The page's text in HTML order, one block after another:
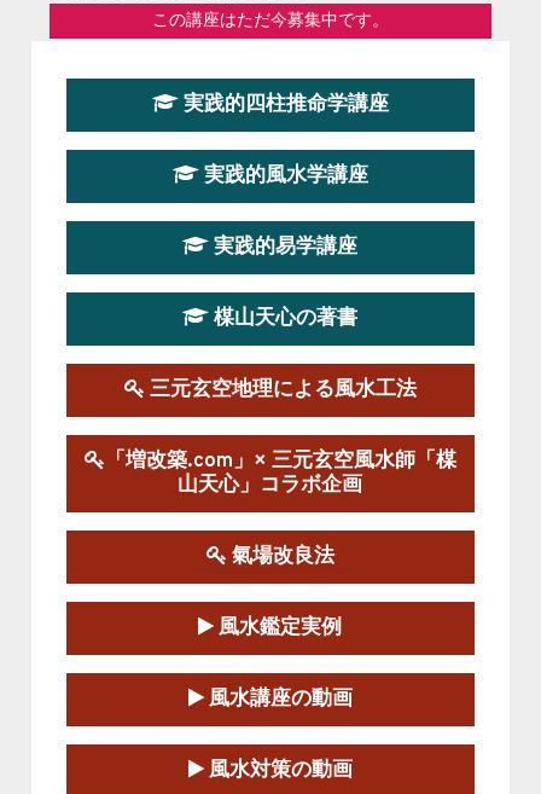
この講座はただ今募集中です。
第１９期立命塾『実践的易学講座』
2026-08-22～2026-10-25
第19期立命塾実践的四柱推命学講座
2026-03-20～2026-07-19
第１９期立命塾実践的風水学講座
この講座の募集は終了しました。
陰宅三元玄空風水講座
2025-06-07～2025-06-08
この講座の募集は終了しました。
第１８期立命塾『実践的易学講座』
2025-06-21～2025-08-24
この講座の募集は終了しました。
第１８期立命塾「実践的四柱立命学（四
柱推命学）講座」
2025-01-11～2025-05-11
この講座の募集は終了しました。
実践的四柱推命学講座
実践的風水学講座
実践的易学講座
楳山天心の著書
三元玄空地理による風水工法
「増改築.com」× 三元玄空風水師「楳
山天心」コラボ企画
氣場改良法
風水鑑定実例
風水講座の動画
風水対策の動画